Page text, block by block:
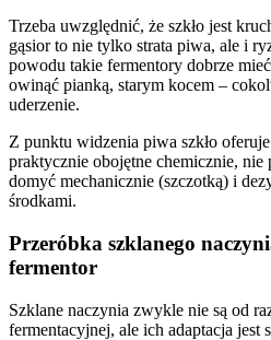
Trzeba uwzględnić, że szkło jest
gąsior to nie tylko strata piwa, ale i
powodu takie fermentory dobrze
owinąć pianką, starym kocem –
uderzenie.
Z punktu widzenia piwa szkło
praktycznie obojętne chemicznie, nie
domyć mechanicznie (szczotką) i
środkami.
Przeróbka szklanego
fermentor
Szklane naczynia zwykle nie są od
fermentacyjnej, ale ich adaptacja jest